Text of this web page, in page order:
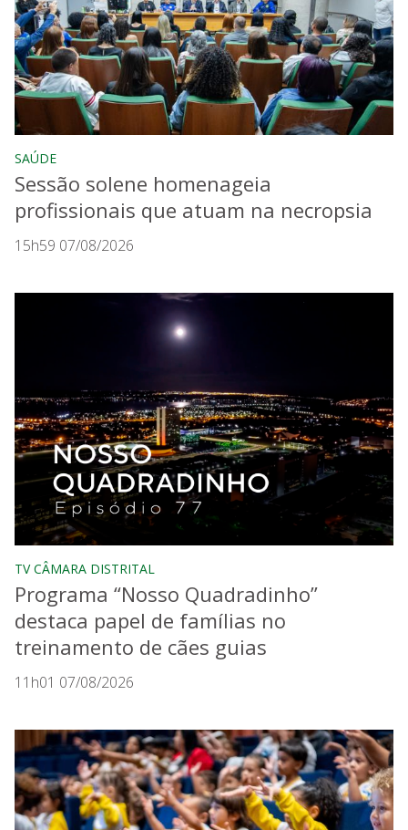
SAÚDE
Sessão solene homenageia
profissionais que atuam na necropsia
15h59 07/08/2026
TV CÂMARA DISTRITAL
Programa “Nosso Quadradinho”
destaca papel de famílias no
treinamento de cães guias
11h01 07/08/2026